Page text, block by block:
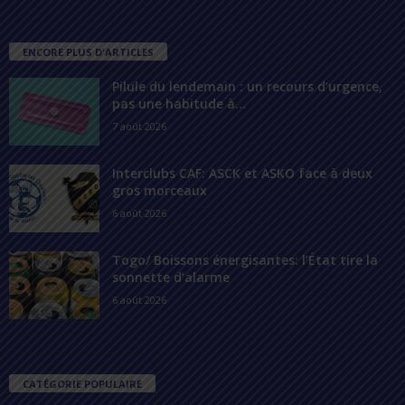
ENCORE PLUS D'ARTICLES
Pilule du lendemain : un recours d’urgence,
pas une habitude à...
7 août 2026
Interclubs CAF: ASCK et ASKO face à deux
gros morceaux
6 août 2026
Togo/ Boissons énergisantes: l’État tire la
sonnette d’alarme
6 août 2026
CATÉGORIE POPULAIRE